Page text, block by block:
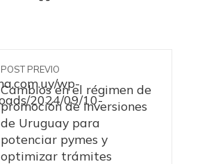
POST PREVIO
Cambios en el régimen de
promoción de inversiones
de Uruguay para
potenciar pymes y
optimizar trámites